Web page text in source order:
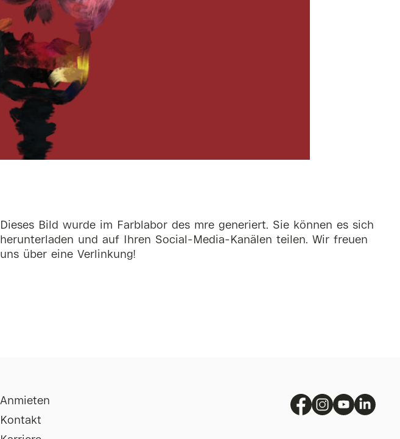
Dieses Bild wurde im Farblabor des mre generiert. Sie können es sich
herunterladen und auf Ihren Social-Media-Kanälen teilen. Wir freuen
uns über eine Verlinkung!
Anmieten
Kontakt